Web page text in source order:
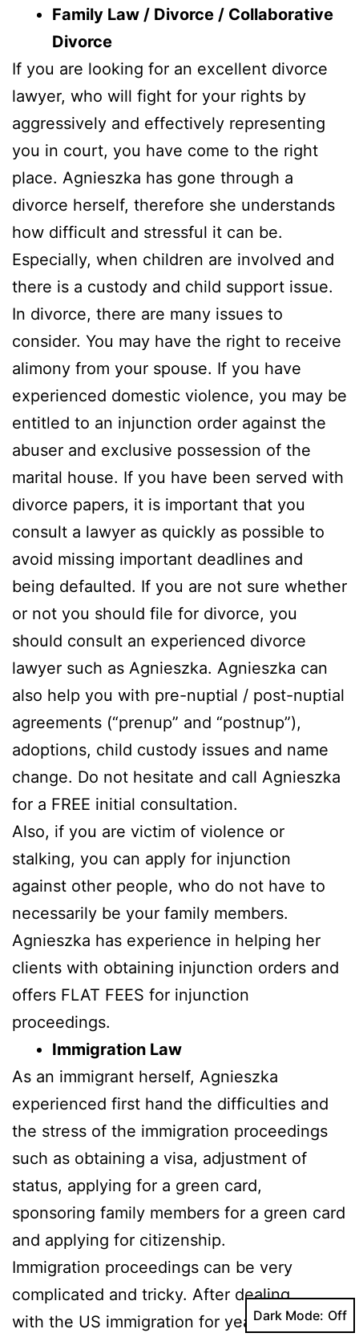
Family Law / Divorce / Collaborative
Divorce
If you are looking for an excellent divorce
lawyer, who will fight for your rights by
aggressively and effectively representing
you in court, you have come to the right
place. Agnieszka has gone through a
divorce herself, therefore she understands
how difficult and stressful it can be.
Especially, when children are involved and
there is a custody and child support issue.
In divorce, there are many issues to
consider. You may have the right to receive
alimony from your spouse. If you have
experienced domestic violence, you may be
entitled to an injunction order against the
abuser and exclusive possession of the
marital house. If you have been served with
divorce papers, it is important that you
consult a lawyer as quickly as possible to
avoid missing important deadlines and
being defaulted. If you are not sure whether
or not you should file for divorce, you
should consult an experienced divorce
lawyer such as Agnieszka. Agnieszka can
also help you with pre-nuptial / post-nuptial
agreements (“prenup” and “postnup”),
adoptions, child custody issues and name
change. Do not hesitate and call Agnieszka
for a FREE initial consultation.
Also, if you are victim of violence or
stalking, you can apply for injunction
against other people, who do not have to
necessarily be your family members.
Agnieszka has experience in helping her
clients with obtaining injunction orders and
offers FLAT FEES for injunction
proceedings.
Immigration Law
As an immigrant herself, Agnieszka
experienced first hand the difficulties and
the stress of the immigration proceedings
such as obtaining a visa, adjustment of
status, applying for a green card,
sponsoring family members for a green card
and applying for citizenship.
Immigration proceedings can be very
complicated and tricky. After dealing
with the US immigration for years herself
Dark Mode: